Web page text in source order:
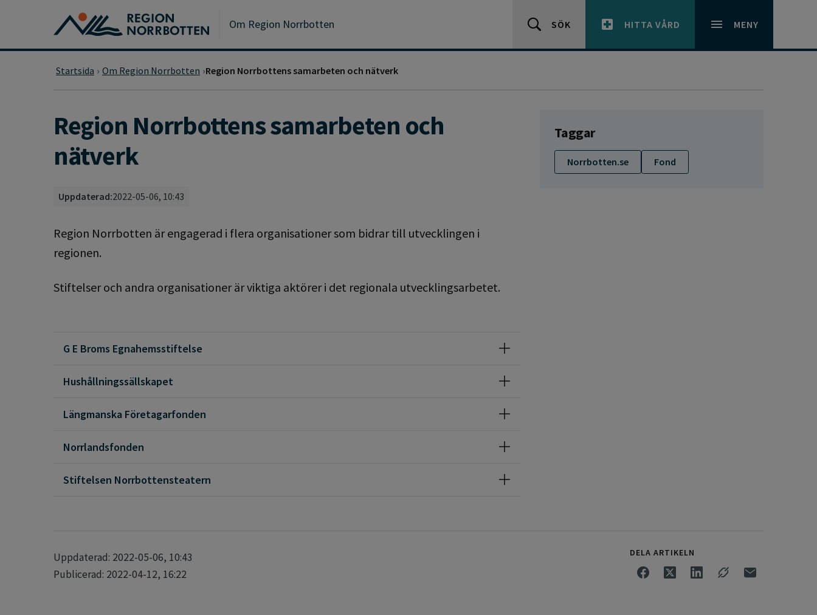
Gå till huvudmeny
Gå till övergripande innehåll
Om Region Norrbotten SÖK HITTA VÅRD MENY
Startsida Om Region Norrbotten Region Norrbottens samarbeten och nätverk
Region Norrbottens samarbeten och
nätverk
Uppdaterad:2022-05-06, 10:43
Region Norrbotten är engagerad i flera organisationer som bidrar till utvecklingen i
regionen.
Stiftelser och andra organisationer är viktiga aktörer i det regionala utvecklingsarbetet.
G E Broms Egnahemsstiftelse
Hushållningssällskapet
Längmanska Företagarfonden
Norrlandsfonden
Stiftelsen Norrbottensteatern
Taggar
Norrbotten.se Fond
Uppdaterad: 2022-05-06, 10:43
Publicerad: 2022-04-12, 16:22
DELA ARTIKELN